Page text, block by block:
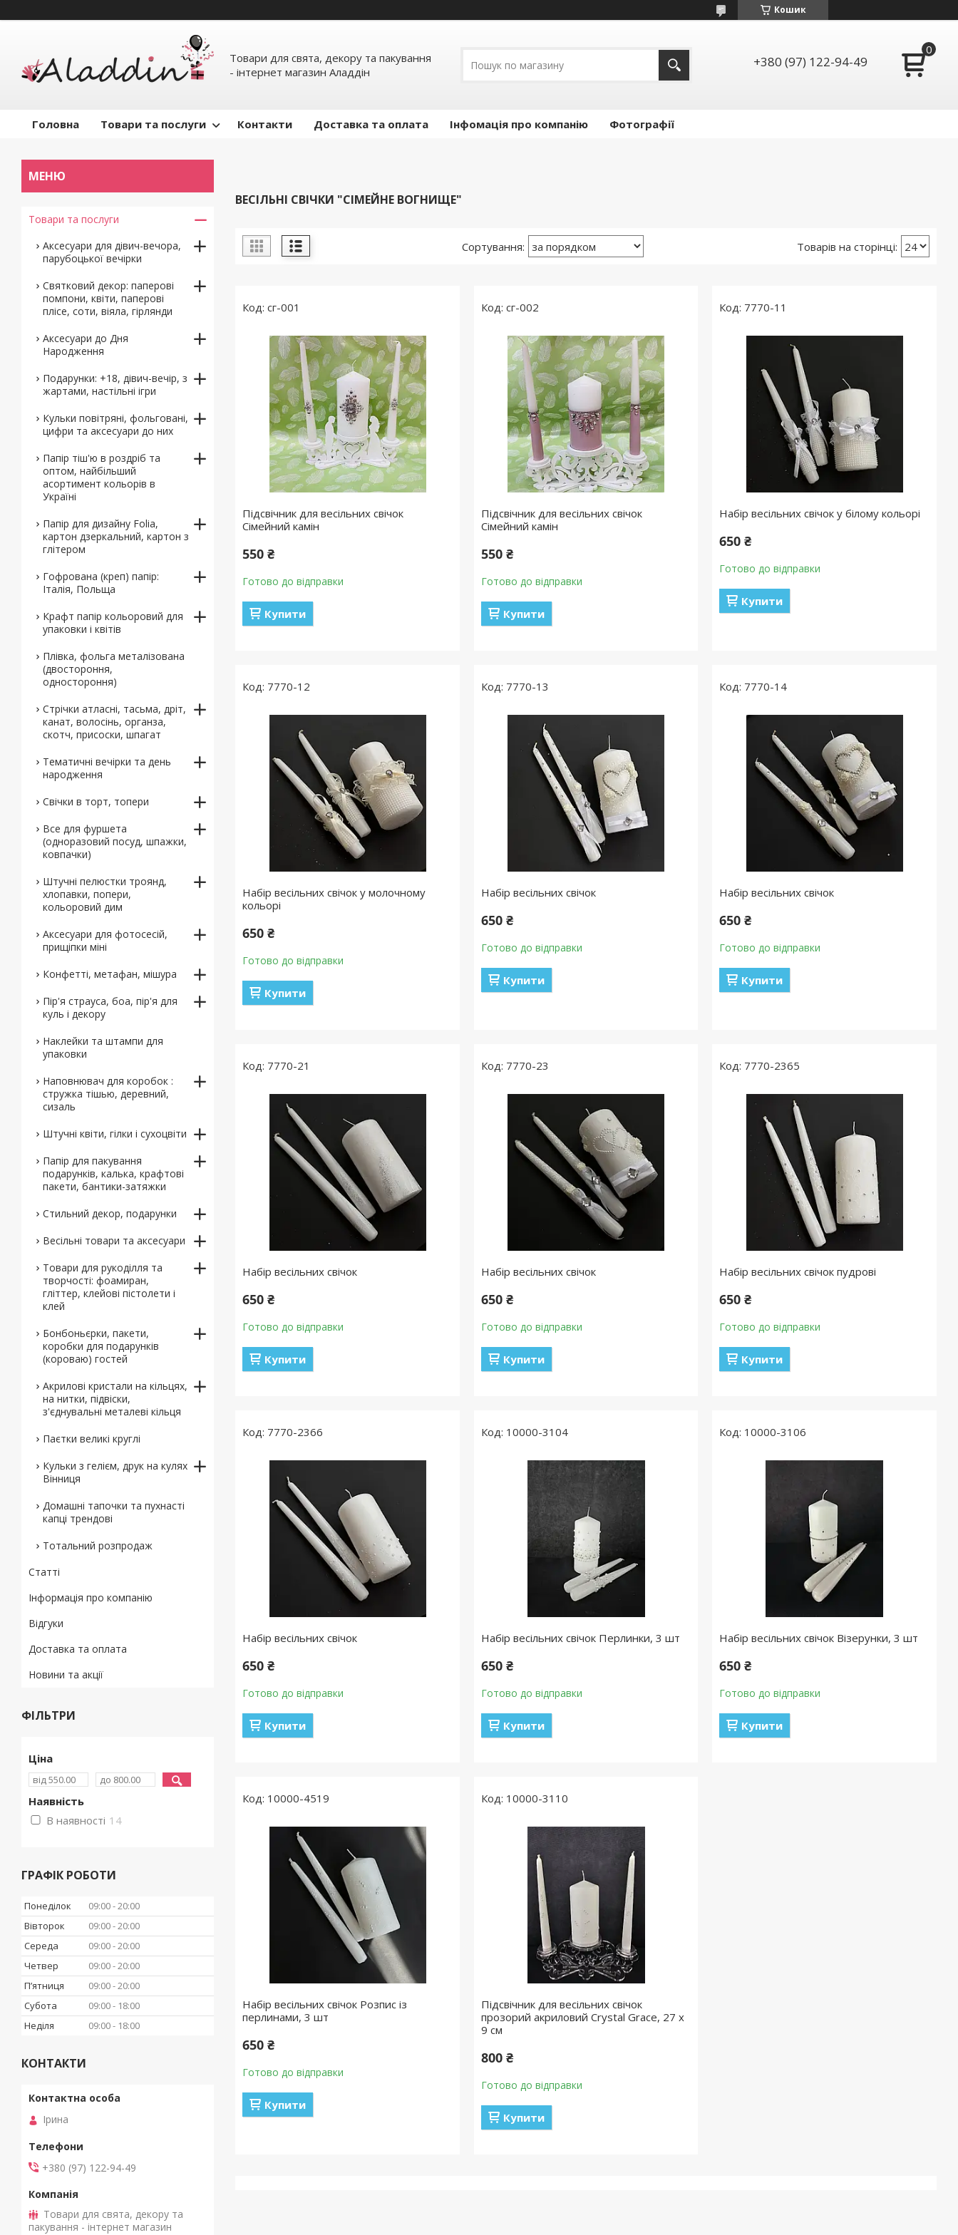
Кошик
Товари для свята, декору та пакування
- інтернет магазин Аладдін
+380 (97) 122-94-49
Головна Товари та послуги Контакти Доставка та оплата Інфомація про компанію Фотографії
ВЕСІЛЬНІ СВІЧКИ "СІМЕЙНЕ ВОГНИЩЕ"
сг-001
Підсвічник для весільних свічок
Сімейний камін
550 ₴
Готово до відправки
Купити
сг-002
Підсвічник для весільних свічок
Сімейний камін
550 ₴
Готово до відправки
Купити
7770-11
Набір весільних свічок у білому кольорі
650 ₴
Готово до відправки
Купити
7770-12
Набір весільних свічок у молочному
кольорі
650 ₴
Готово до відправки
Купити
7770-13
Набір весільних свічок
650 ₴
Готово до відправки
Купити
7770-14
Набір весільних свічок
650 ₴
Готово до відправки
Купити
7770-21
Набір весільних свічок
650 ₴
Готово до відправки
Купити
7770-23
Набір весільних свічок
650 ₴
Готово до відправки
Купити
7770-2365
Набір весільних свічок пудрові
650 ₴
Готово до відправки
Купити
7770-2366
Набір весільних свічок
650 ₴
Готово до відправки
Купити
10000-3104
Набір весільних свічок Перлинки, 3 шт
650 ₴
Готово до відправки
Купити
10000-3106
Набір весільних свічок Візерунки, 3 шт
650 ₴
Готово до відправки
Купити
10000-4519
Набір весільних свічок Розпис із
перлинами, 3 шт
650 ₴
Готово до відправки
Купити
10000-3110
Підсвічник для весільних свічок
прозорий акриловий Crystal Grace, 27 х
9 см
800 ₴
Готово до відправки
Купити
Товари та послуги
Аксесуари для дівич-вечора,
парубоцької вечірки
Святковий декор: паперові
помпони, квіти, паперові
плісе, соти, віяла, гірлянди
Аксесуари до Дня
Народження
Подарунки: +18, дівич-вечір, з
жартами, настільні ігри
Кульки повітряні, фольговані,
цифри та аксесуари до них
Папір тіш'ю в роздріб та
оптом, найбільший
асортимент кольорів в
Україні
Папір для дизайну Folia,
картон дзеркальний, картон з
глітером
Гофрована (креп) папір:
Італія, Польща
Крафт папір кольоровий для
упаковки і квітів
Плівка, фольга металізована
(двостороння,
одностороння)
Стрічки атласні, тасьма, дріт,
канат, волосінь, органза,
скотч, присоски, шпагат
Тематичні вечірки та день
народження
Свічки в торт, топери
Все для фуршета
(одноразовий посуд, шпажки,
ковпачки)
Штучні пелюстки троянд,
хлопавки, попери,
кольоровий дим
Аксесуари для фотосесій,
прищіпки міні
Конфетті, метафан, мішура
Пір'я страуса, боа, пір'я для
куль і декору
Наклейки та штампи для
упаковки
Наповнювач для коробок :
стружка тішью, деревний,
сизаль
Штучні квіти, гілки і сухоцвіти
Папір для пакування
подарунків, калька, крафтові
пакети, бантики-затяжки
Стильний декор, подарунки
Весільні товари та аксесуари
Товари для рукоділля та
творчості: фоамиран,
гліттер, клейові пістолети і
клей
Бонбоньєрки, пакети,
коробки для подарунків
(короваю) гостей
Акрилові кристали на кільцях,
на нитки, підвіски,
з'єднувальні металеві кільця
Паєтки великі круглі
Кульки з гелієм, друк на кулях
Вінниця
Домашні тапочки та пухнасті
капці трендові
Тотальний розпродаж
Статті
Інформація про компанію
Відгуки
Доставка та оплата
Новини та акції
ФІЛЬТРИ
Ціна
Наявність
В наявності 14
ГРАФІК РОБОТИ
Понеділок 09:00 20:00
Вівторок
09:00 20:00
Середа
09:00 20:00
Четвер
09:00 20:00
Пʼятниця
09:00 20:00
Субота
09:00
18:00
Неділя
09:00 18:00
КОНТАКТИ
Ірина
+380 (97) 122-94-49
Товари для свята, декору та
пакування - інтернет магазин